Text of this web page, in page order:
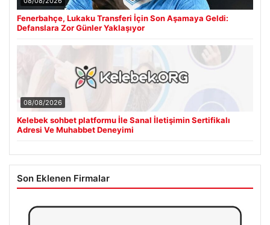
Fenerbahçe, Lukaku Transferi İçin Son Aşamaya Geldi:
Defanslara Zor Günler Yaklaşıyor
08/08/2026
Kelebek sohbet platformu İle Sanal İletişimin Sertifikalı
Adresi Ve Muhabbet Deneyimi
Son Eklenen Firmalar